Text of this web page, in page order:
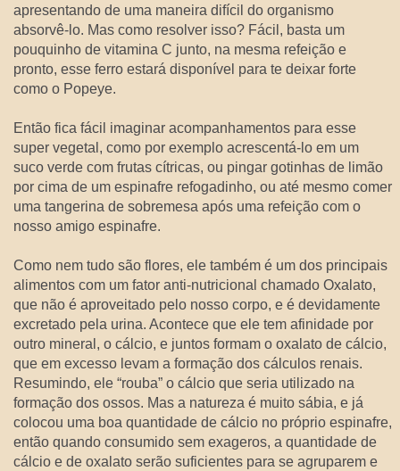
apresentando de uma maneira difícil do organismo
absorvê-lo. Mas como resolver isso? Fácil, basta um
pouquinho de vitamina C junto, na mesma refeição e
pronto, esse ferro estará disponível para te deixar forte
como o Popeye.
Então fica fácil imaginar acompanhamentos para esse
super vegetal, como por exemplo acrescentá-lo em um
suco verde com frutas cítricas, ou pingar gotinhas de limão
por cima de um espinafre refogadinho, ou até mesmo comer
uma tangerina de sobremesa após uma refeição com o
nosso amigo espinafre.
Como nem tudo são flores, ele também é um dos principais
alimentos com um fator anti-nutricional chamado Oxalato,
que não é aproveitado pelo nosso corpo, e é devidamente
excretado pela urina. Acontece que ele tem afinidade por
outro mineral, o cálcio, e juntos formam o oxalato de cálcio,
que em excesso levam a formação dos cálculos renais.
Resumindo, ele “rouba” o cálcio que seria utilizado na
formação dos ossos. Mas a natureza é muito sábia, e já
colocou uma boa quantidade de cálcio no próprio espinafre,
então quando consumido sem exageros, a quantidade de
cálcio e de oxalato serão suficientes para se agruparem e